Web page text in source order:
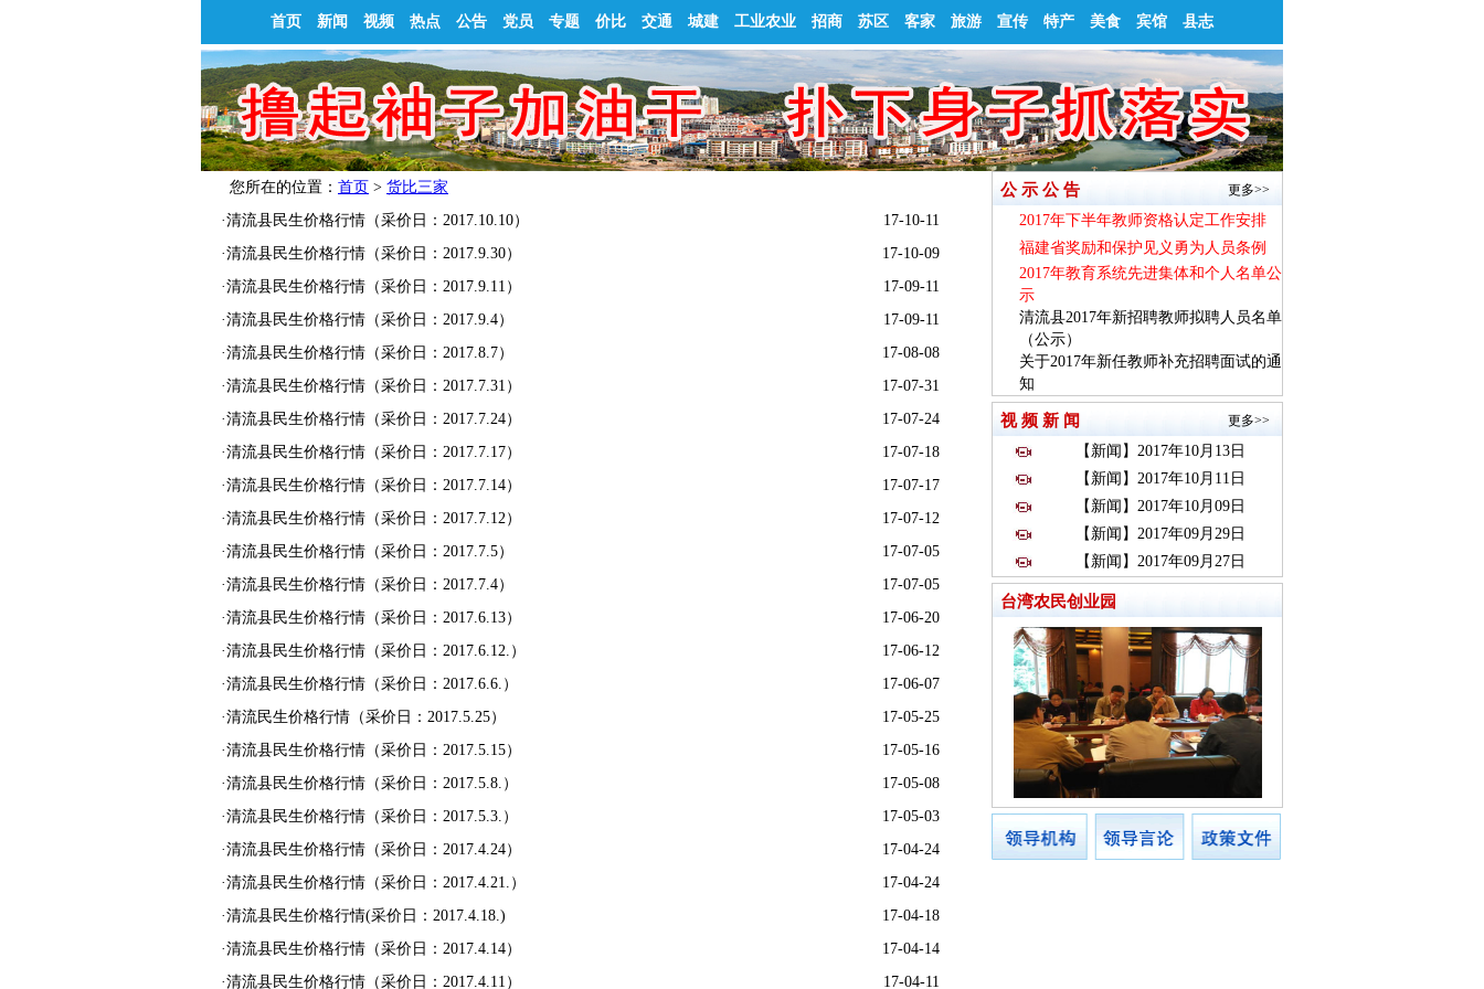
首页 新闻 视频 热点 公告 党员 专题 价比 交通 城建 工业农业 招商 苏区 客家 旅游 宣传 特产 美食 宾馆 县志
您所在的位置： 首页 > 货比三家
·清流县民生价格行情（采价日：2017.10.10）
17-10-11
·清流县民生价格行情（采价日：2017.9.30）
17-10-09
·清流县民生价格行情（采价日：2017.9.11）
17-09-11
·清流县民生价格行情（采价日：2017.9.4）
17-09-11
·清流县民生价格行情（采价日：2017.8.7）
17-08-08
·清流县民生价格行情（采价日：2017.7.31）
17-07-31
·清流县民生价格行情（采价日：2017.7.24）
17-07-24
·清流县民生价格行情（采价日：2017.7.17）
17-07-18
·清流县民生价格行情（采价日：2017.7.14）
17-07-17
·清流县民生价格行情（采价日：2017.7.12）
17-07-12
·清流县民生价格行情（采价日：2017.7.5）
17-07-05
·清流县民生价格行情（采价日：2017.7.4）
17-07-05
·清流县民生价格行情（采价日：2017.6.13）
17-06-20
·清流县民生价格行情（采价日：2017.6.12.）
17-06-12
·清流县民生价格行情（采价日：2017.6.6.）
17-06-07
·清流民生价格行情（采价日：2017.5.25）
17-05-25
·清流县民生价格行情（采价日：2017.5.15）
17-05-16
·清流县民生价格行情（采价日：2017.5.8.）
17-05-08
·清流县民生价格行情（采价日：2017.5.3.）
17-05-03
·清流县民生价格行情（采价日：2017.4.24）
17-04-24
·清流县民生价格行情（采价日：2017.4.21.）
17-04-24
·清流县民生价格行情(采价日：2017.4.18.)
17-04-18
·清流县民生价格行情（采价日：2017.4.14）
17-04-14
·清流县民生价格行情（采价日：2017.4.11） 17-04-11
公 示 公 告 更多>>
2017年下半年教师资格认定工作安排
福建省奖励和保护见义勇为人员条例
2017年教育系统先进集体和个人名单公
示
清流县2017年新招聘教师拟聘人员名单
（公示）
关于2017年新任教师补充招聘面试的通
知
视 频 新 闻 更多>>
【新闻】2017年10月13日
【新闻】2017年10月11日
【新闻】2017年10月09日
【新闻】2017年09月29日
【新闻】2017年09月27日
台湾农民创业园